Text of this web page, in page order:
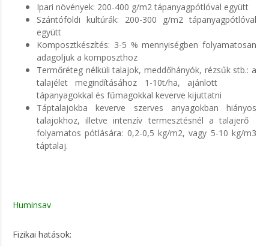
Ipari növények: 200-400 g/m2 tápanyagpótlóval együtt
Szántóföldi kultúrák: 200-300 g/m2 tápanyagpótlóval
együtt
Komposztkészítés: 3-5 % mennyiségben folyamatosan
adagoljuk a komposzthoz
Termőréteg nélküli talajok, meddőhányók, rézsűk stb.: a
talajélet megindításához 1-10t/ha, ajánlott
tápanyagokkal és fűmagokkal keverve kijuttatni
Táptalajokba keverve szerves anyagokban hiányos
talajokhoz, illetve intenzív termesztésnél a talajerő
folyamatos pótlására: 0,2-0,5 kg/m2, vagy 5-10 kg/m3
táptalaj.
Huminsav
Fizikai hatások: